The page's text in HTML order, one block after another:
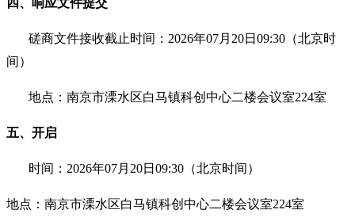
磋商文件接收截止时间： 2026年07月 20日 09:30（北京时
间）
地点：南京市溧水区白马镇科创中心二楼会议室224室
五、开启
时间： 2026年07月 20日 09:30（北京时间）
地点：南京市溧水区白马镇科创中心二楼会议室224室